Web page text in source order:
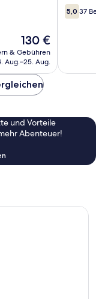
Der
Preis
beträgt
130 €
& Gebühren
Aug.–25. Aug.
5.0
von
5,0 37
und Vorteile
Abenteuer!